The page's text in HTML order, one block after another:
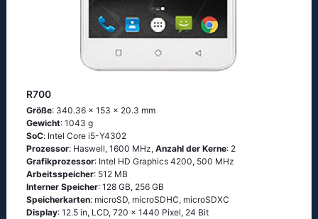
R700
Größe: 340.36 x 153 x 20.3 mm
Gewicht: 1043 g
SoC: Ιntеl Соrе i5-Υ4302
Prozessor: Наswеll, 1600 MHz, Anzahl der Kerne: 2
Grafikprozessor: Intel HD Graphics 4200, 500 MHz
Arbeitsspeicher: 512 MB
Interner Speicher: 128 GB, 256 GB
Speicherkarten: microSD, microSDHC, microSDXC
Display: 12.5 in, LCD, 720 x 1440 Pixel, 24 Bit